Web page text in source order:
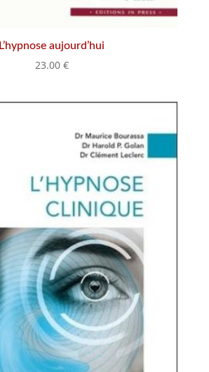
L’hypnose aujourd’hui
23.00 €